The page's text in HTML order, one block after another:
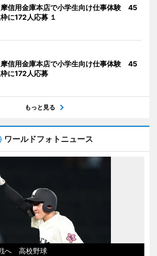
信用金庫本店で小学生向け仕事体験 45
枠に172人応募 １
信用金庫本店で小学生向け仕事体験 45
枠に172人応募
もっと見る
ワールドフォトニュース
へ 高校野球